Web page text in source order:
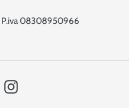
P.iva 08308950966
Instagram